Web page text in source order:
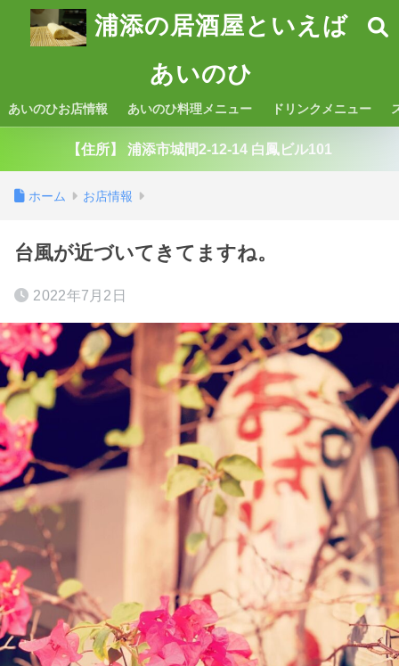
浦添の居酒屋といえば
あいのひ
あいのひお店情報 あいのひ料理メニュー ドリンクメニュー
【住所】 浦添市城間2-12-14 白鳳ビル101
ホーム お店情報
台風が近づいてきてますね。
2022年7月2日